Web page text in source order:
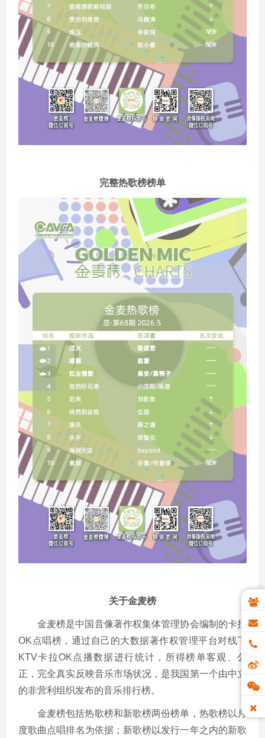
完整热歌榜榜单
关于金麦榜
金麦榜是中国音像著作权集体管理协会编制的卡拉
OK点唱榜，通过自己的大数据著作权管理平台对线下
KTV卡拉OK点播数据进行统计，所得榜单客观、公
正，完全真实反映音乐市场状况，是我国第一个由中立
的非营利组织发布的音乐排行榜。
金麦榜包括热歌榜和新歌榜两份榜单，热歌榜以月
度歌曲点唱排名为依据；新歌榜以发行一年之内的新歌